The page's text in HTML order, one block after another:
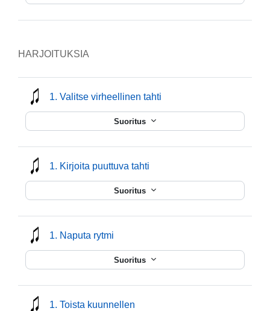
HARJOITUKSIA
1. Valitse virheellinen tahti
Suoritus
1. Kirjoita puuttuva tahti
Suoritus
1. Naputa rytmi
Suoritus
1. Toista kuunnellen